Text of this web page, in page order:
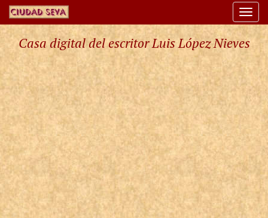
Casa digital del escritor Luis López Nieves